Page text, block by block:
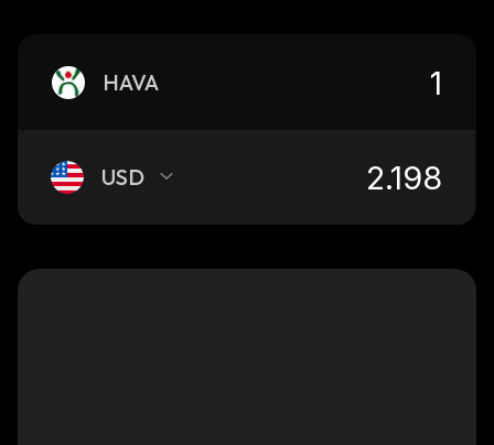
HAVA
USD